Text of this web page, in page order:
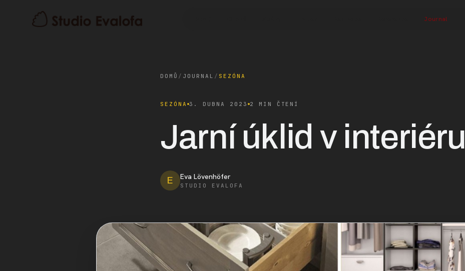
Journal
DOMŮ / JOURNAL / SEZÓNA
SEZÓNA 3. DUBNA 2023 2 MIN ČTENÍ
Jarní úklid v interiéru
E Eva Lövenhöfer
STUDIO EVALOFA